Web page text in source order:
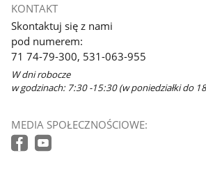
KONTAKT
Skontaktuj się z nami
pod numerem:
71 74-79-300, 531-063-955
W dni robocze
w godzinach: 7:30 -15:30 (w poniedziałki do
MEDIA SPOŁECZNOŚCIOWE: